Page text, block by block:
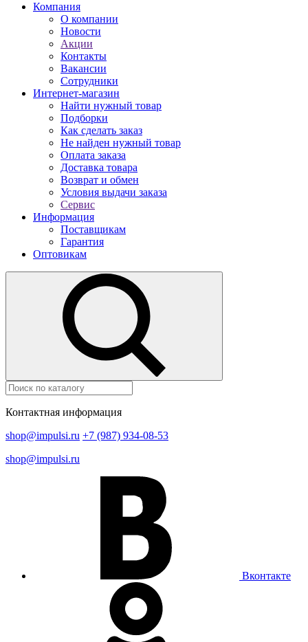
Компания
О компании
Новости
Акции
Контакты
Вакансии
Сотрудники
Интернет-магазин
Найти нужный товар
Подборки
Как сделать заказ
Не найден нужный товар
Оплата заказа
Доставка товара
Возврат и обмен
Условия выдачи заказа
Сервис
Информация
Поставщикам
Гарантия
Оптовикам
Контактная информация
shop@impulsi.ru +7 (987) 934-08-53
shop@impulsi.ru
Вконтакте